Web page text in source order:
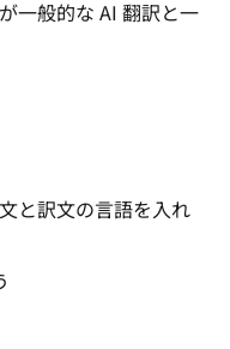
一般的な AI 翻訳と一
と訳文の言語を入れ